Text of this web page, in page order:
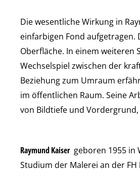
Die wesentliche Wirkung in
einfarbigen Fond
Oberfläche. In einem
Wechselspiel zwischen der
Beziehung zum Umraum
im öffentlichen Raum. Seine
von Bildtiefe und
Raymund Kaiser geboren 1955 in
Studium der Malerei an der FH